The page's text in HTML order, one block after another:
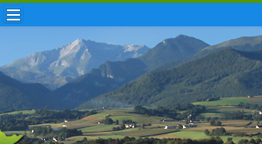
ACCUEIL / INFOS
MUNICIPALITÉ
VIE LOCALE
ENFANCE
TOURISME